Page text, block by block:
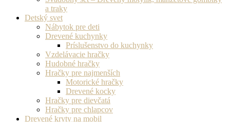
a traky
Detský svet
Nábytok pre deti
Drevené kuchynky
Príslušenstvo do kuchynky
Vzdelávacie hračky
Hudobné hračky
Hračky pre najmenších
Motorické hračky
Drevené kocky
Hračky pre dievčatá
Hračky pre chlapcov
Drevené kryty na mobil